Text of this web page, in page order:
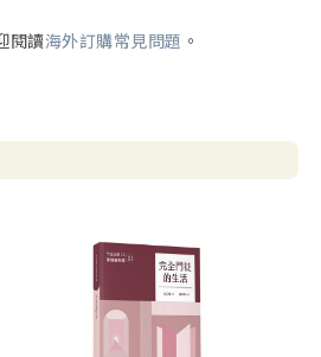
閱讀海外訂購常見問題 。